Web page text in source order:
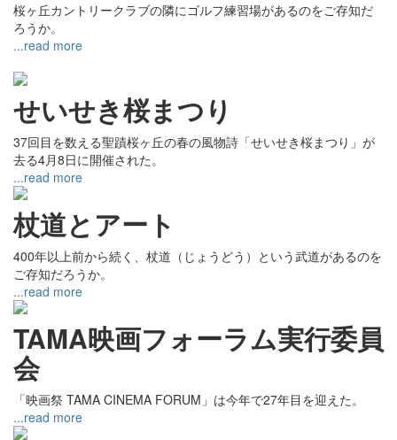
桜ヶ丘カントリークラブの隣にゴルフ練習場があるのをご存知だ
ろうか。
...read more
せいせき桜まつり
37回目を数える聖蹟桜ヶ丘の春の風物詩「せいせき桜まつり」が
去る4月8日に開催された。
...read more
杖道とアート
400年以上前から続く、杖道（じょうどう）という武道があるのを
ご存知だろうか。
...read more
TAMA映画フォーラム実行委員
会
「映画祭 TAMA CINEMA FORUM」は今年で27年目を迎えた。
...read more